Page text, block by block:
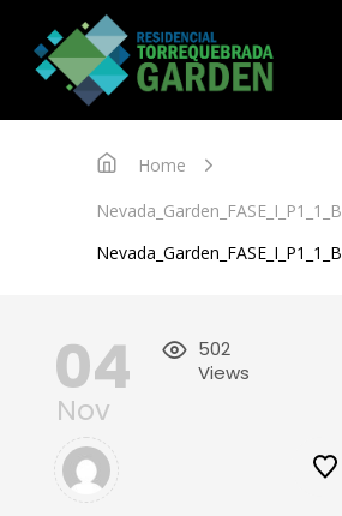
Home
Nevada_Garden_FASE_I_P1_1_B
Nevada_Garden_FASE_I_P1_1_B
04
Nov
502
Views